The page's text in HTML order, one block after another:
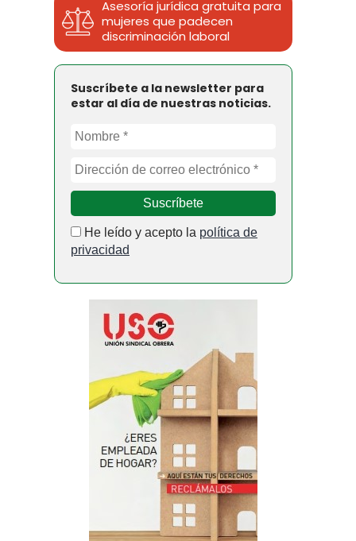
Asesoría jurídica gratuita para
mujeres que padecen
discriminación laboral
Suscríbete a la newsletter para
estar al día de nuestras noticias.
He leído y acepto la política de
privacidad